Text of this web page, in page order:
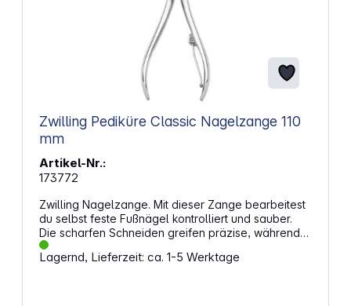
Zwilling Pediküre Classic Nagelzange 110
mm
Artikel-Nr.:
173772
Zwilling Nagelzange. Mit dieser Zange bearbeitest
du selbst feste Fußnägel kontrolliert und sauber.
Die scharfen Schneiden greifen präzise, während
das ergonomische Design dir sicheren Halt gibt. Für
gepflegte Nägel und angenehmes Laufgefühl –
Lagernd, Lieferzeit: ca. 1-5 Werktage